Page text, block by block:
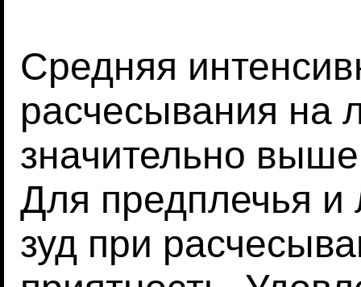
Средняя
расчесывания на
значительно
Для предплечья
зуд при